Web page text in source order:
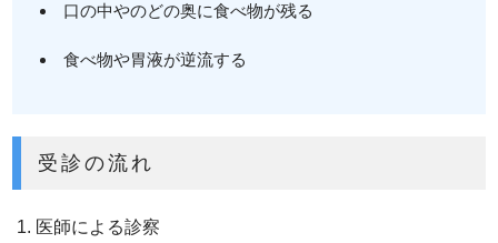
口の中やのどの奥に食べ物が残る
食べ物や胃液が逆流する
受診の流れ
医師による診察